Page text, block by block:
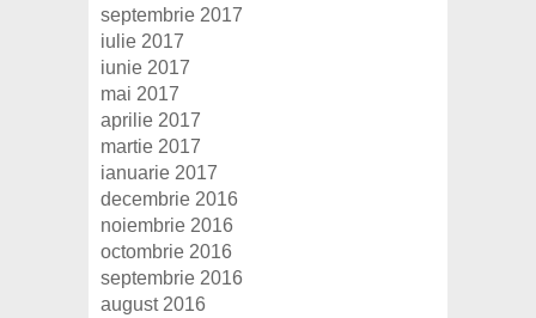
septembrie 2017
iulie 2017
iunie 2017
mai 2017
aprilie 2017
martie 2017
ianuarie 2017
decembrie 2016
noiembrie 2016
octombrie 2016
septembrie 2016
august 2016